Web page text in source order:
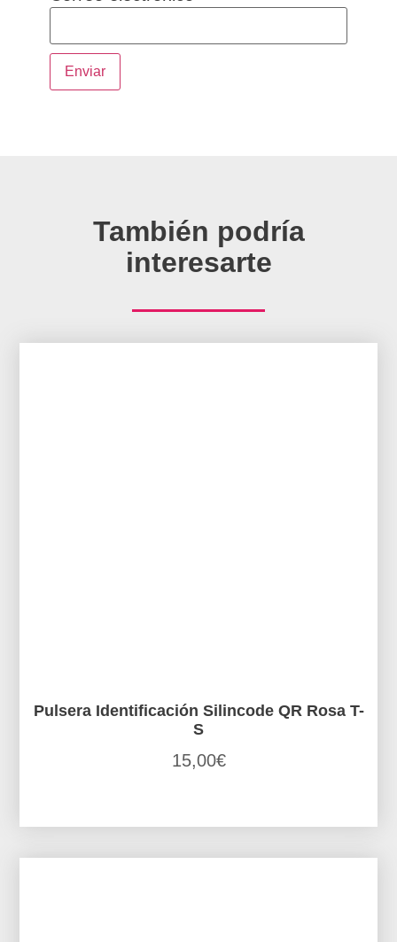
También podría
interesarte
Pulsera Identificación Silincode QR Rosa T-
S
15,00€